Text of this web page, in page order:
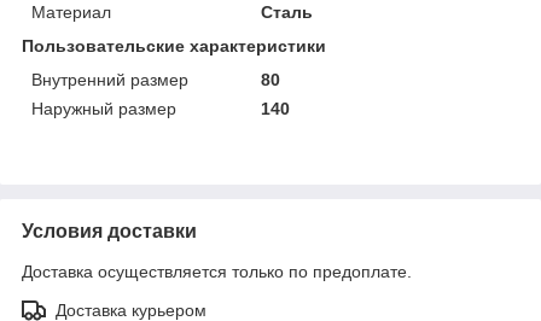
Материал
Сталь
Пользовательские характеристики
Внутренний размер
80
Наружный размер
140
Условия доставки
Доставка осуществляется только по предоплате.
Доставка курьером